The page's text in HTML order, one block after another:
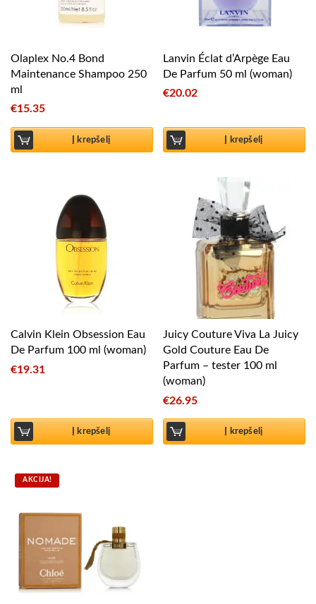
Olaplex No.4 Bond
Maintenance Shampoo 250
ml
€15.35
Į krepšelį
Lanvin Éclat d’Arpège Eau
De Parfum 50 ml (woman)
€20.02
Į krepšelį
Calvin Klein Obsession Eau
De Parfum 100 ml (woman)
€19.31
Į krepšelį
Juicy Couture Viva La Juicy
Gold Couture Eau De
Parfum – tester 100 ml
(woman)
€26.95
Į krepšelį
AKCIJA!